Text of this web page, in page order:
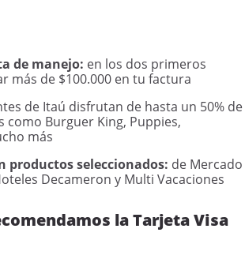
de manejo: en los dos primeros
más de $100.000 en tu factura
de Itaú disfrutan de hasta un 50% de
como Burguer King, Puppies,
más
productos seleccionados: de Mercado
Decameron y Multi Vacaciones
la Tarjeta Visa